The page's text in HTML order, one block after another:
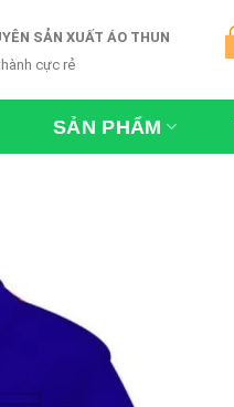
SẢN XUẤT ÁO THUN
cực rẻ
SẢN PHẨM